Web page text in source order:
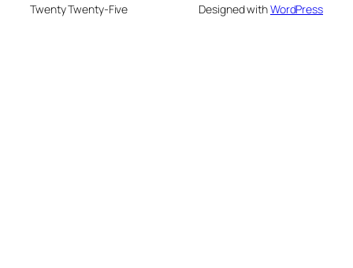
Twenty Twenty-Five Designed withWordPress